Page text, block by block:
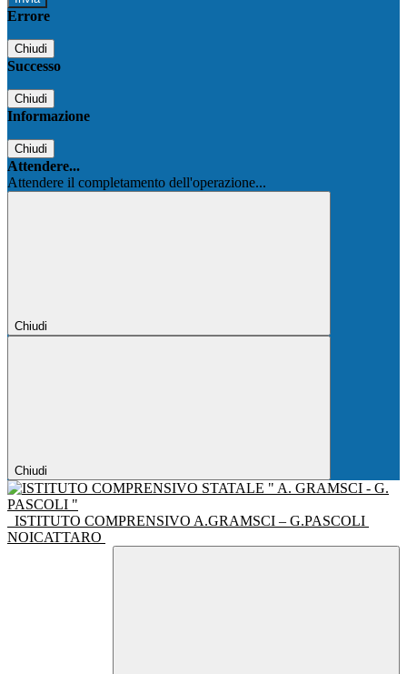
Errore
Chiudi
Successo
Chiudi
Informazione
Chiudi
Attendere...
Attendere il completamento dell'operazione...
Chiudi
Chiudi
ISTITUTO COMPRENSIVO A.GRAMSCI – G.PASCOLI
NOICATTARO